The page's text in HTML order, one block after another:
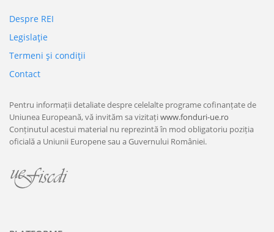
Despre REI
Legislaţie
Termeni şi condiţii
Contact
Pentru informații detaliate despre celelalte programe cofinanțate de
Uniunea Europeană, vă invităm sa vizitațiwww.fonduri-ue.ro
Conținutul acestui material nu reprezintă în mod obligatoriu poziția
oficială a Uniunii Europene sau a Guvernului României.